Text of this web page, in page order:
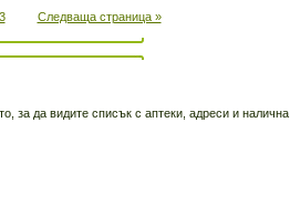
3 Следваща страница »
за да видите списък с аптеки, адреси и налична